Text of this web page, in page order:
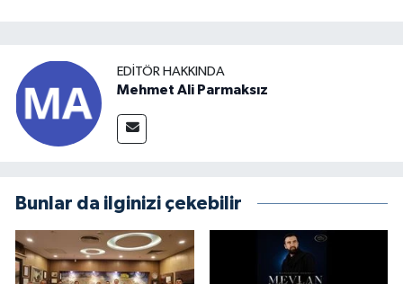
EDITÖR HAKKINDA
Mehmet Ali Parmaksız
Bunlar da ilginizi çekebilir